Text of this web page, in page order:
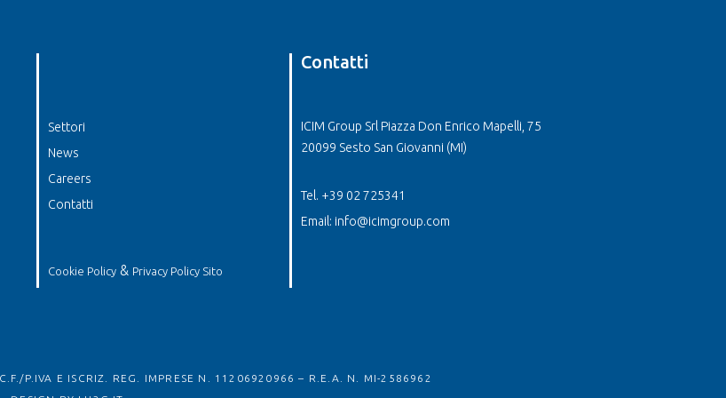
Settori
News
Careers
Contatti
Cookie Policy & Privacy Policy Sito
Contatti
ICIM Group Srl Piazza Don Enrico Mapelli, 75
20099 Sesto San Giovanni (MI)
Tel. +39 02 725341
Email: info@icimgroup.com
P.IVA E ISCRIZ. REG. IMPRESE N. 11206920966 – R.E.A. N. MI-2586962